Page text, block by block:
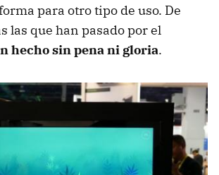
para otro tipo de uso. De
las que han pasado por el
hecho sin pena ni gloria.